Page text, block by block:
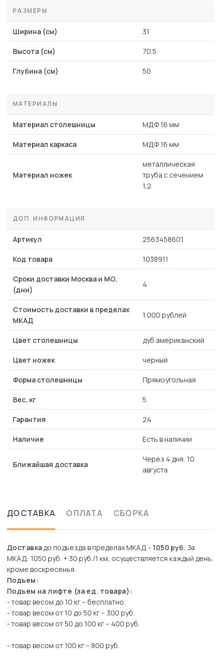
РАЗМЕРЫ
Ширина (см) 31
Высота (см) 70.5
Глубина (см) 50
МАТЕРИАЛЫ
Материал столешницы МДФ 16 мм
Материал каркаса МДФ 16 мм
Материал ножек
металлическая
труба с сечением
1,2
ДОП. ИНФОРМАЦИЯ
Артикул 2563458601
Код товара 1038911
Сроки доставки Москва и МО,
(дни)
4
Стоимость доставки в пределах
МКАД
1 000 рублей
Цвет столешницы дуб американский
Цвет ножек черный
Форма столешницы Прямоугольная
Вес, кг 5
Гарантия 24
Наличие Есть в наличии
Ближайшая доставка
Через 4 дня, 10
августа
ДОСТАВКА ОПЛАТА СБОРКА
Доставкадо подъезда в пределах МКАД - 1050 руб. За
МКАД: 1050 руб. + 30 руб./1 км, осуществляется каждый день,
кроме воскресенья.
Подъем:
Подъем на лифте (за ед. товара):
- товар весом до 10 кг – бесплатно
- товар весом от 10 до 50 кг – 300 руб.
- товар весом от 50 до 100 кг – 400 руб.
- товар весом от 100 кг – 800 руб.